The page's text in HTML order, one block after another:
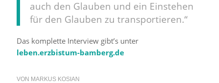
auch den Glauben und ein Einstehen
für den Glauben zu transportieren.“
Das komplette Interview gibt’s unter
leben.erzbistum-bamberg.de
VON MARKUS KOSIAN